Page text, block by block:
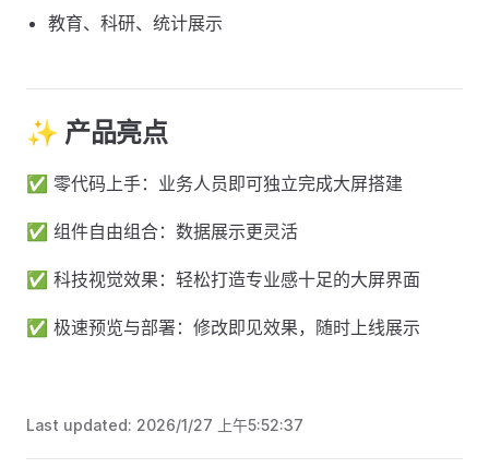
教育、科研、统计展示
✨ 产品亮点
✅ 零代码上手：业务人员即可独立完成大屏搭建
✅ 组件自由组合：数据展示更灵活
✅ 科技视觉效果：轻松打造专业感十足的大屏界面
✅ 极速预览与部署：修改即见效果，随时上线展示
Last updated: 2026/1/27 上午5:52:37